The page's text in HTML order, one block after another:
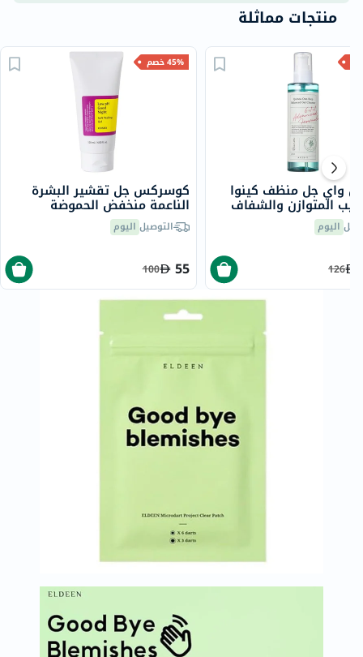
منتجات مماثلة
45% خصم
كوسركس جل تقشير البشرة
الناعمة منخفض الحموضة
للبشرة الحساسة، 120 مل
التوصيل اليوم
55
100
واي جل منظف كينوا
المتوازن والشفاف
ملاليوم
126